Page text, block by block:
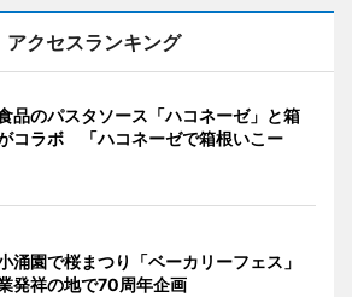
アクセスランキング
品のパスタソース「ハコネーゼ」と箱
コラボ 「ハコネーゼで箱根いこー
涌園で桜まつり「ベーカリーフェス」
発祥の地で70周年企画